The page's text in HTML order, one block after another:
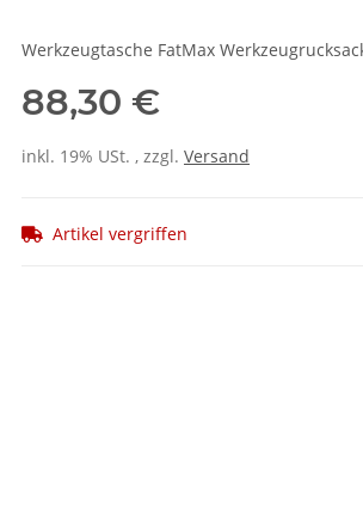
Werkzeugtasche FatMax
88,30 €
inkl. 19% USt. , zzgl. Versand
Artikel vergriffen